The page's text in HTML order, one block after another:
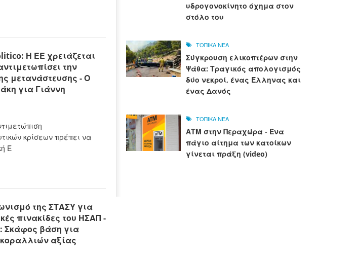
Η ΕΕ χρειάζεται
την
μετανάστευσης - Ο
για Γιάννη
κρίσεων πρέπει να
Έ
της ΣΤΑΣΥ για
πινακίδες του ΗΣΑΠ -
Σκάφος βάση για
αξίας
υδρογονοκίνητο όχημα στον
στόλο του
ΤΟΠΙΚΑ ΝΕΑ
Σύγκρουση ελικοπτέρων στην
Ψάθα: Τραγικός απολογισμός
δύο νεκροί, ένας Έλληνας και
ένας Δανός
ΤΟΠΙΚΑ ΝΕΑ
ΑΤΜ στην Περαχώρα - Ένα
πάγιο αίτημα των κατοίκων
γίνεται πράξη (video)